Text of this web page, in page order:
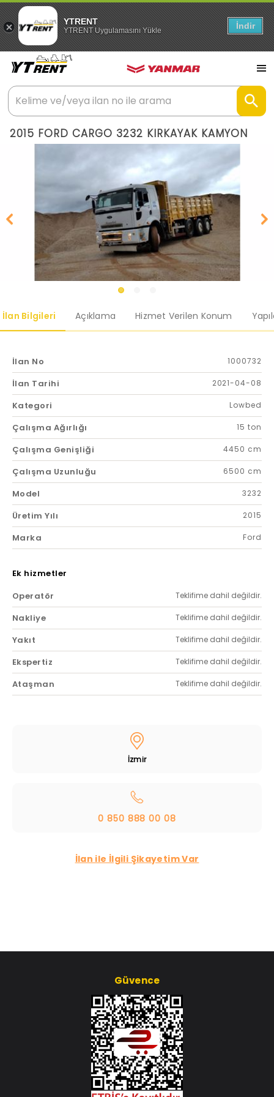
YTRENT
YTRENT Uygulamasını Yükle İndir
2015 FORD CARGO 3232 KIRKAYAK KAMYON
İlan Bilgileri Açıklama Hizmet Verilen Konum
İlan No 1000732
İlan Tarihi 2021-04-08
Kategori Lowbed
Çalışma Ağırlığı 15 ton
Çalışma Genişliği 4450 cm
Çalışma Uzunluğu 6500 cm
Model 3232
Üretim Yılı 2015
Marka Ford
Ek hizmetler
Operatör
Teklifime dahil değildir.
Nakliye Teklifime dahil değildir.
Yakıt Teklifime dahil değildir.
Ekspertiz Teklifime dahil değildir.
Ataşman Teklifime dahil değildir.
İzmir
0 850 888 00 08
İlan ile İlgili Şikayetim Var
Güvence